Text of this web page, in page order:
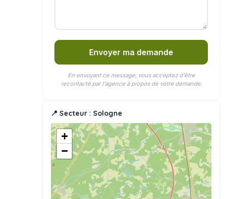
Envoyer ma demande
En envoyant ce message, vous acceptez d'être
recontacté par l'agence à propos de votre demande.
📍 Secteur : Sologne
+
−